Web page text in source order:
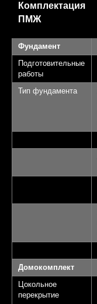
Комплектация
ПМЖ
Фундамент
Подготовительные
работы
Тип фундамента
Домокомплект
Цокольное
перекрытие